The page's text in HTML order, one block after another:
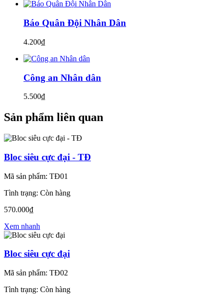
Báo Quân Đội Nhân Dân
4.200₫
Công an Nhân dân
5.500₫
Sản phẩm liên quan
Bloc siêu cực đại - TĐ
Mã sản phẩm: TĐ01
Tình trạng: Còn hàng
570.000₫
Xem nhanh
Bloc siêu cực đại
Mã sản phẩm: TĐ02
Tình trạng: Còn hàng